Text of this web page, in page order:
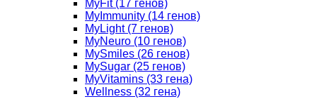
MyFit (17 генов)
MyImmunity (14 генов)
MyLight (7 генов)
MyNeuro (10 генов)
MySmiles (26 генов)
MySugar (25 генов)
MyVitamins (33 гена)
Wellness (32 гена)